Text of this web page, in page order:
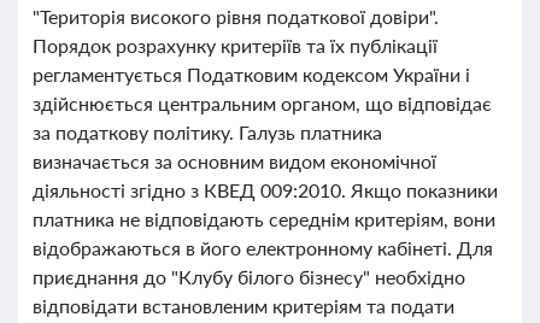
"Територія високого рівня податкової довіри".
Порядок розрахунку критеріїв та їх публікації
регламентується Податковим кодексом України і
здійснюється центральним органом, що відповідає
за податкову політику. Галузь платника
визначається за основним видом економічної
діяльності згідно з КВЕД 009:2010. Якщо показники
платника не відповідають середнім критеріям, вони
відображаються в його електронному кабінеті. Для
приєднання до "Клубу білого бізнесу" необхідно
відповідати встановленим критеріям та подати